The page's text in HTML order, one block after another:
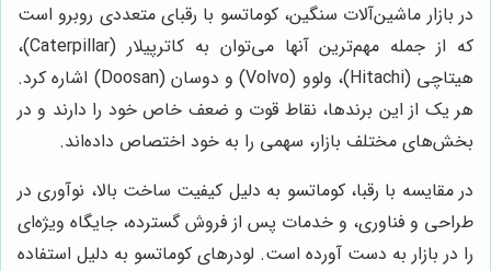
در بازار ماشین‌آلات سنگین، کوماتسو با رقبای متعددی روبرو است
که از جمله مهم‌ترین آنها می‌توان به کاترپیلار (Caterpillar)،
هیتاچی (Hitachi)، ولوو (Volvo) و دوسان (Doosan) اشاره کرد.
هر یک از این برندها، نقاط قوت و ضعف خاص خود را دارند و در
بخش‌های مختلف بازار، سهمی را به خود اختصاص داده‌اند.
در مقایسه با رقبا، کوماتسو به دلیل کیفیت ساخت بالا، نوآوری در
طراحی و فناوری، و خدمات پس از فروش گسترده، جایگاه ویژه‌ای
را در بازار به دست آورده است. لودرهای کوماتسو به دلیل استفاده